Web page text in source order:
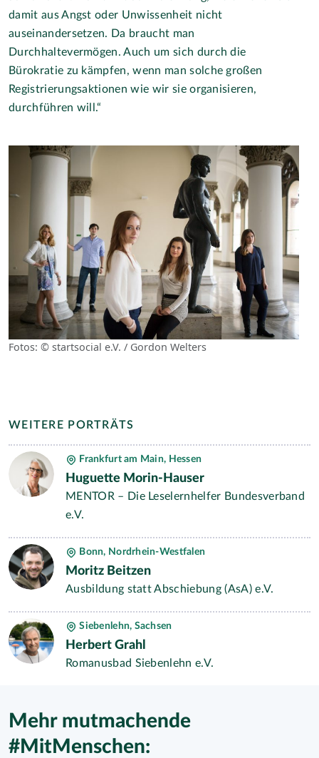
damit aus Angst oder Unwissenheit nicht
auseinandersetzen. Da braucht man
Durchhaltevermögen. Auch um sich durch die
Bürokratie zu kämpfen, wenn man solche großen
Registrierungsaktionen wie wir sie organisieren,
durchführen will.“
Fotos: © startsocial e.V. / Gordon Welters
WEITERE PORTRÄTS
Frankfurt am Main, Hessen
Huguette Morin-Hauser
MENTOR – Die Leselernhelfer Bundesverband
e.V.
Bonn, Nordrhein-Westfalen
Moritz Beitzen
Ausbildung statt Abschiebung (AsA) e.V.
Siebenlehn, Sachsen
Herbert Grahl
Romanusbad Siebenlehn e.V.
Mehr mutmachende
#MitMenschen: